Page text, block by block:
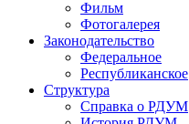
Фильм
Фотогалерея
Законодательство
Федеральное
Республиканское
Структура
Справка о РДУМ